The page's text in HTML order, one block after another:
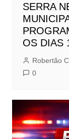
SERRA
OS DIAS
Robertão
0